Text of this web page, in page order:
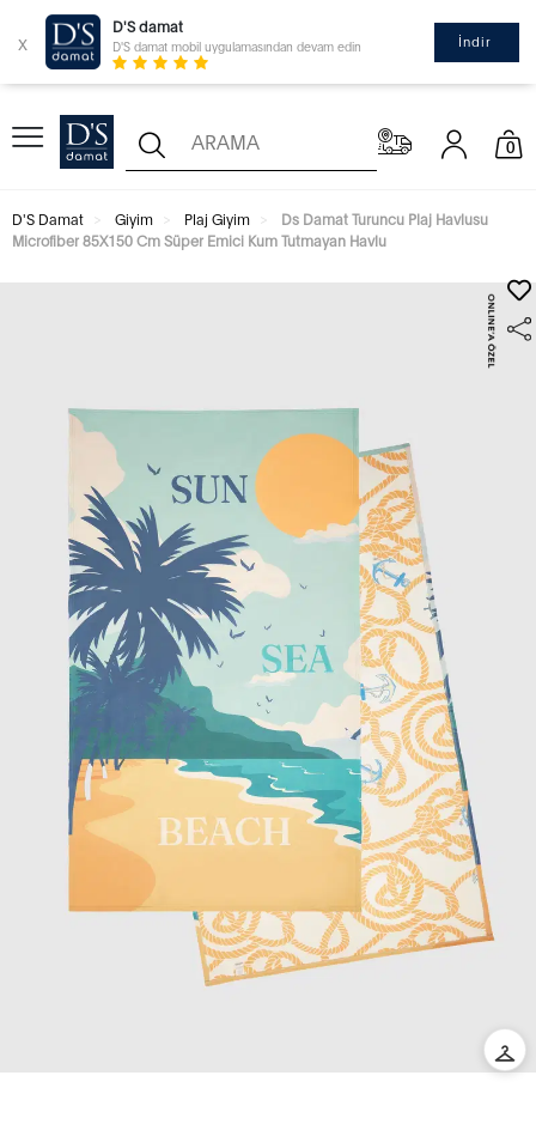
x
D'S damat
D'S damat mobil uygulamasından devam edin İndir
0
D'S Damat Giyim Plaj Giyim
Ds Damat Turuncu Plaj Havlusu
Microfiber 85X150 Cm Süper Emici Kum Tutmayan Havlu